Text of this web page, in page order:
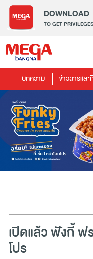
DOWNLOAD
TO GET PRIVILEGES
ธนาคาร ร้านอาห
เครื่องประดับ
การ
บริการ
เมกา สมาร์
แกดเจ็ตและเทคโ
บทความ ข่าวสารแล
เปิดแล้ว ฟังกี้ ฟ
โปร